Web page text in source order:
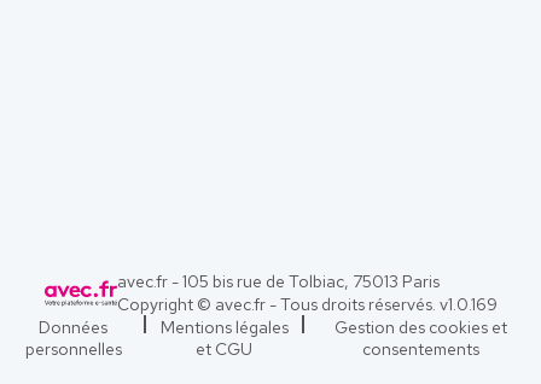
avec.fr - 105 bis rue de Tolbiac, 75013 Paris
Copyright © avec.fr - Tous droits réservés. v1.0.169
Données
personnelles
Mentions légales
et CGU
Gestion des cookies et
consentements